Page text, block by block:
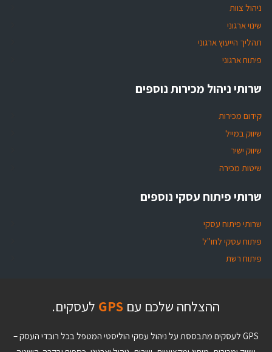
ניהול צוות
שינוי ארגוני
תהליך הייעוץ ארגוני
פיתוח ארגוני
שרותי ניהול מכירות נוספים
קידום מכירות
שיווק במייל
שיווק ישיר
שיטות מכירה
שרותי פיתוח עסקי נוספים
שרותי פיתוח עסקי
פיתוח עסקי לחו"ל
פיתוח רשת
ההצלחה שלכם עם GPS לעסקים.
GPS לעסקים מתבססת על ניהול עסקי הוליסטי המטפל בכל רובדי העסק –